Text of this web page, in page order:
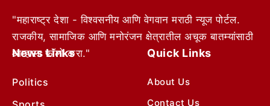
"महाराष्ट्र देशा - विश्वसनीय आणि वेगवान मराठी न्यूज पोर्टल.
राजकीय, सामाजिक आणि मनोरंजन क्षेत्रातील अचूक बातम्यांसाठी
आम्हाला फॉलो करा."
News Links
Politics
Quick Links
About Us
Contact Us